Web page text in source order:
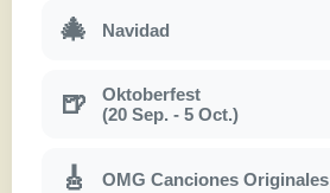
🎄 Navidad
🍺
Oktoberfest
(20 Sep. - 5 Oct.)
🎸 OMG Canciones Originales